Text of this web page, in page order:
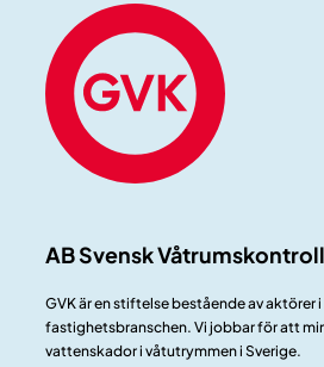
AB Svensk Våtrumskontroll
GVK är en stiftelse bestående av aktörer
fastighetsbranschen. Vi jobbar för att
vattenskador i våtutrymmen i Sverige.